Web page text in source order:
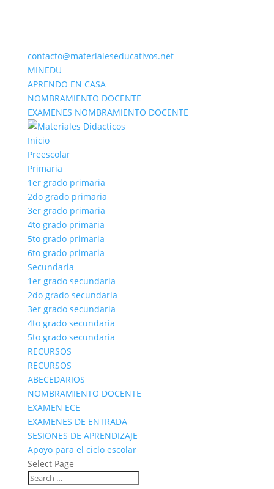
contacto@materialeseducativos.net
MINEDU
APRENDO EN CASA
NOMBRAMIENTO DOCENTE
EXAMENES NOMBRAMIENTO DOCENTE
Inicio
Preescolar
Primaria
1er grado primaria
2do grado primaria
3er grado primaria
4to grado primaria
5to grado primaria
6to grado primaria
Secundaria
1er grado secundaria
2do grado secundaria
3er grado secundaria
4to grado secundaria
5to grado secundaria
RECURSOS
RECURSOS
ABECEDARIOS
NOMBRAMIENTO DOCENTE
EXAMEN ECE
EXAMENES DE ENTRADA
SESIONES DE APRENDIZAJE
Apoyo para el ciclo escolar
Select Page